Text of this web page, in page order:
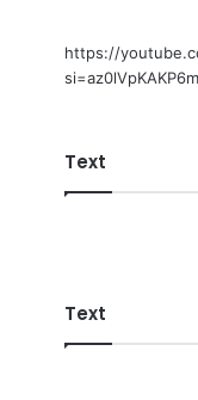
https://
Text
Text